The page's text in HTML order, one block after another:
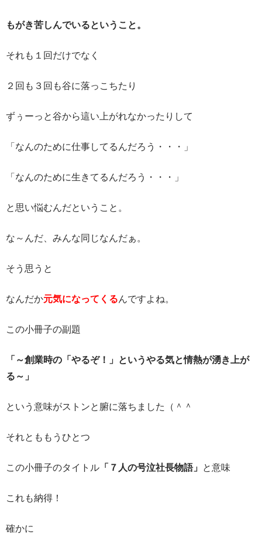
もがき苦しんでいるということ。
それも１回だけでなく
２回も３回も谷に落っこちたり
ずぅーっと谷から這い上がれなかったりして
「なんのために仕事してるんだろう・・・」
「なんのために生きてるんだろう・・・」
と思い悩むんだということ。
な～んだ、みんな同じなんだぁ。
そう思うと
なんだか元気になってくるんですよね。
この小冊子の副題
「～創業時の「やるぞ！」というやる気と情熱が湧き上が
る～」
という意味がストンと腑に落ちました（＾＾
それとももうひとつ
この小冊子のタイトル 「７人の号泣社長物語」 と意味
これも納得！
確かに